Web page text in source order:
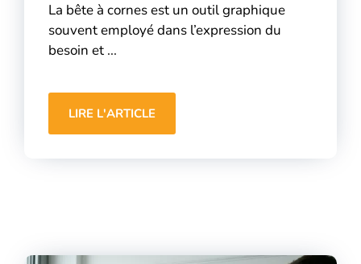
La bête à cornes est un outil graphique
souvent employé dans l’expression du
besoin et ...
LIRE L'ARTICLE